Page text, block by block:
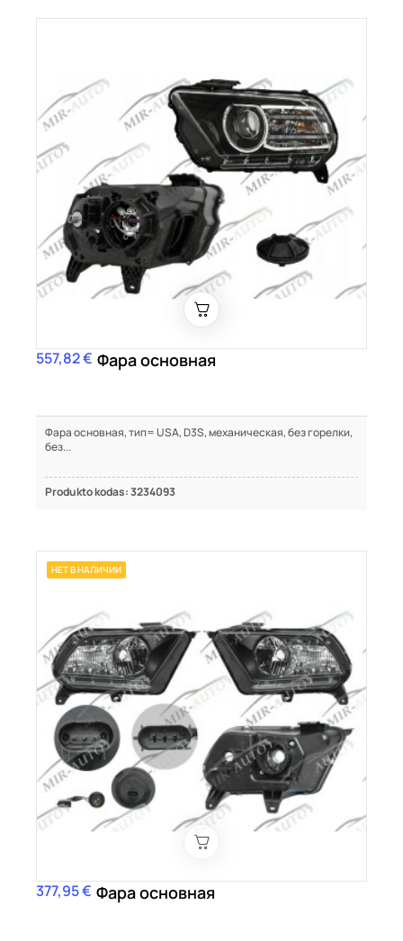
Цена
557,82 € Фара основная
Фара основная, тип= USA, D3S, механическая, без горелки,
без...
Produkto kodas: 3234093
НЕТ В НАЛИЧИИ
Цена
377,95 € Фара основная